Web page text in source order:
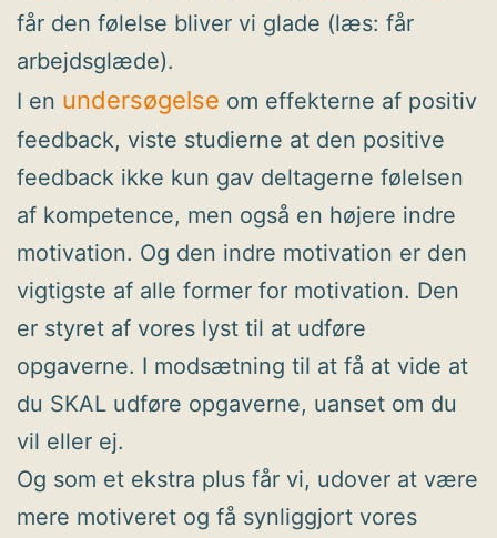
får den følelse bliver vi glade (læs: får
arbejdsglæde).
I en undersøgelse om effekterne af positiv
feedback, viste studierne at den positive
feedback ikke kun gav deltagerne følelsen
af kompetence, men også en højere indre
motivation. Og den indre motivation er den
vigtigste af alle former for motivation. Den
er styret af vores lyst til at udføre
opgaverne. I modsætning til at få at vide at
du SKAL udføre opgaverne, uanset om du
vil eller ej.
Og som et ekstra plus får vi, udover at være
mere motiveret og få synliggjort vores